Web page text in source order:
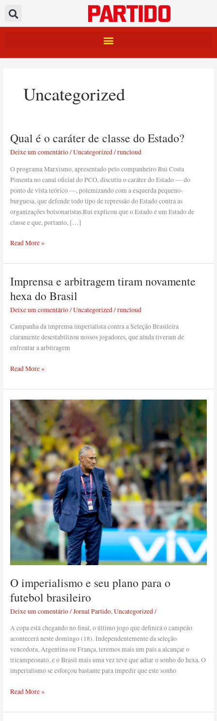
para
o
Uncategorized
Qual é o caráter de classe do Estado?
Deixe um comentário/Uncategorized/runcloud
O programa Marxismo, apresentado pelo companheiro Rui Costa
Pimenta no canal oficial do PCO, discutiu o caráter do Estado — do
ponto de vista teórico —, polemizando com a esquerda pequeno-
burguesa, que defende todo tipo de repressão do Estado contra as
organizações bolsonaristas.Rui explicou que o Estado é um Estado de
classe e que, portanto, […]
Qual
o
caráter
de
classe
do
Estado?
Read More »
Imprensa e arbitragem tiram novamente
hexa do Brasil
Deixe um comentário/Uncategorized/runcloud
Campanha da imprensa imperialista contra a Seleção Brasileira
claramente desestabilizou nossos jogadores, que ainda tiveram de
enfrentar a arbitragem
Imprensa
arbitragem
tiram
Read More »
O imperialismo e seu plano para o
futebol brasileiro
Deixe um comentário/Jornal Partido,Uncategorized /
A copa está chegando no final, o último jogo que definirá o campeão
acontecerá neste domingo (18). Independentemente da seleção
vencedora, Argentina ou França, teremos mais um país a alcançar o
tricampeonato, e o Brasil mais uma vez teve que adiar o sonho do hexa. O
imperialismo se esforçou bastante para impedir que este sonho
O
imperialismo
e
seu
plano
para
o
futebol
brasileiro
Read More »